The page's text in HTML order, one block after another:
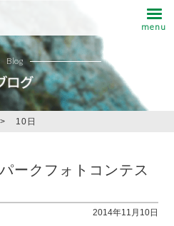
Blog
> 10日
ークフォトコンテス
2014年11月10日